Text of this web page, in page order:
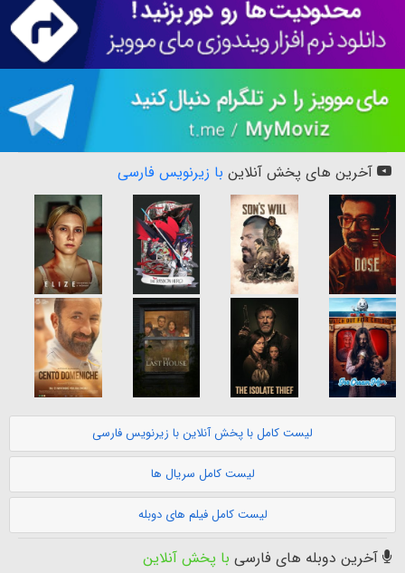
آخرین های پخش آنلاین با زیرنویس فارسی
لیست کامل با پخش آنلاین با زیرنویس فارسی
لیست کامل سریال ها
لیست کامل فیلم های دوبله
آخرین دوبله های فارسی با پخش آنلاین